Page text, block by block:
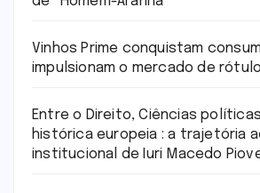
Vinhos Prime conquistam
impulsionam o mercado de
Entre o Direito, Ciências
histórica europeia : a trajetória
institucional de Iuri Macedo